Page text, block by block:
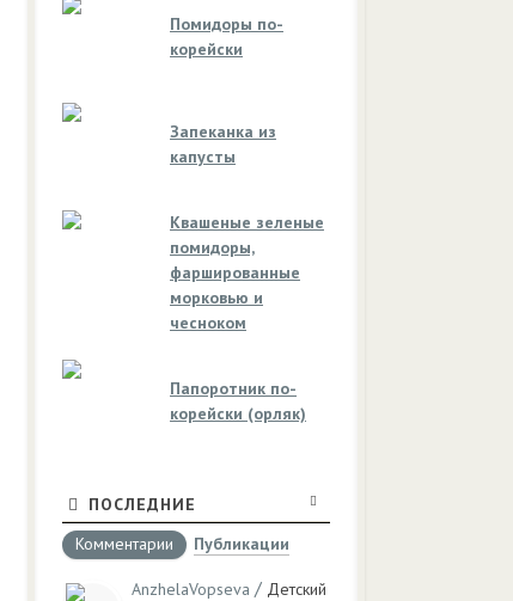
Помидоры по-
корейски
Запеканка из
капусты
Квашеные зеленые
помидоры,
фаршированные
морковью и
чесноком
Папоротник по-
корейски (орляк)
ПОСЛЕДНИЕ
Комментарии
Публикации
AnzhelaVopseva / Детский